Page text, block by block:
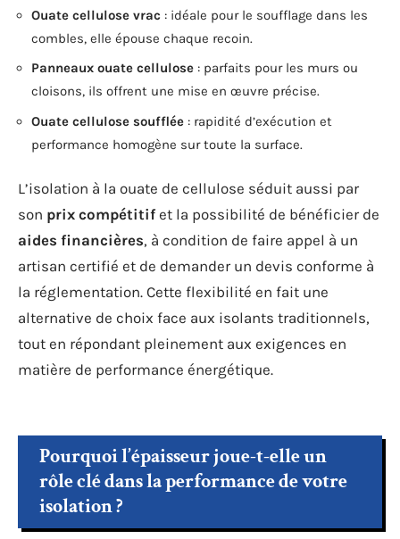
Ouate cellulose vrac : idéale pour le soufflage dans les
combles, elle épouse chaque recoin.
Panneaux ouate cellulose : parfaits pour les murs ou
cloisons, ils offrent une mise en œuvre précise.
Ouate cellulose soufflée : rapidité d’exécution et
performance homogène sur toute la surface.
L’isolation à la ouate de cellulose séduit aussi par
son prix compétitifet la possibilité de bénéficier de
aides financières, à condition de faire appel à un
artisan certifié et de demander un devis conforme à
la réglementation. Cette flexibilité en fait une
alternative de choix face aux isolants traditionnels,
tout en répondant pleinement aux exigences en
matière de performance énergétique.
Pourquoi l’épaisseur joue-t-elle un
rôle clé dans la performance de votre
isolation ?